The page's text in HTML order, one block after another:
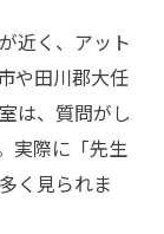
近く、アット
や田川郡大任
は、質問がし
実際に「先生
く見られま